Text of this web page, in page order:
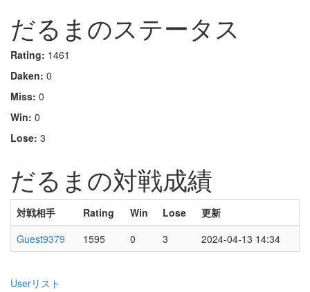
だるまのステータス
Rating: 1461
Daken: 0
Miss: 0
Win: 0
Lose: 3
だるまの対戦成績
対戦相手 Rating Win Lose
更新
Guest9379
1595 0 3 2024-04-13 14:34
Userリスト